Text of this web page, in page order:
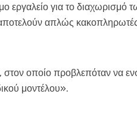
για το διαχωρισμό
απλώς
στον οποίο προβλεπόταν να
μοντέλου».